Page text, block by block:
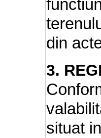
din
3.
situat